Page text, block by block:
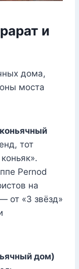
и
дома,
моста
тот
Pernod
на
от «3 звёзд»
дом)